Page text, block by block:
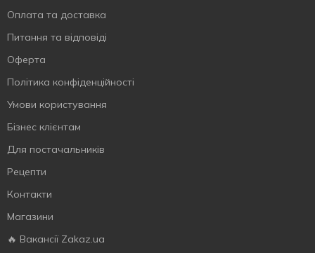
Оплата та доставка
Питання та відповіді
Оферта
Політика конфіденційності
Умови користування
Бізнес клієнтам
Для постачальників
Рецепти
Контакти
Магазини
🔥 Вакансії Zakaz.ua